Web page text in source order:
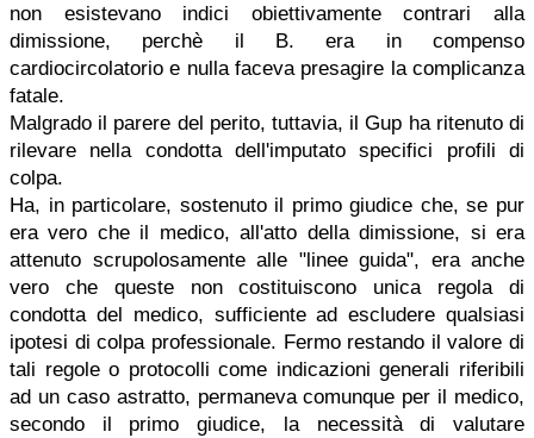
non esistevano indici obiettivamente contrari alla
dimissione, perchè il B. era in compenso
cardiocircolatorio e nulla faceva presagire la complicanza
fatale.
Malgrado il parere del perito, tuttavia, il Gup ha ritenuto di
rilevare nella condotta dell'imputato specifici profili di
colpa.
Ha, in particolare, sostenuto il primo giudice che, se pur
era vero che il medico, all'atto della dimissione, si era
attenuto scrupolosamente alle "linee guida", era anche
vero che queste non costituiscono unica regola di
condotta del medico, sufficiente ad escludere qualsiasi
ipotesi di colpa professionale. Fermo restando il valore di
tali regole o protocolli come indicazioni generali riferibili
ad un caso astratto, permaneva comunque per il medico,
secondo il primo giudice, la necessità di valutare